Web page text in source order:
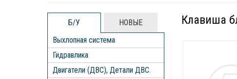
Б/У
НОВЫЕ
Выхлопная система
Гидравлика
Двигатели (ДВС), Детали ДВС.
Клавиша